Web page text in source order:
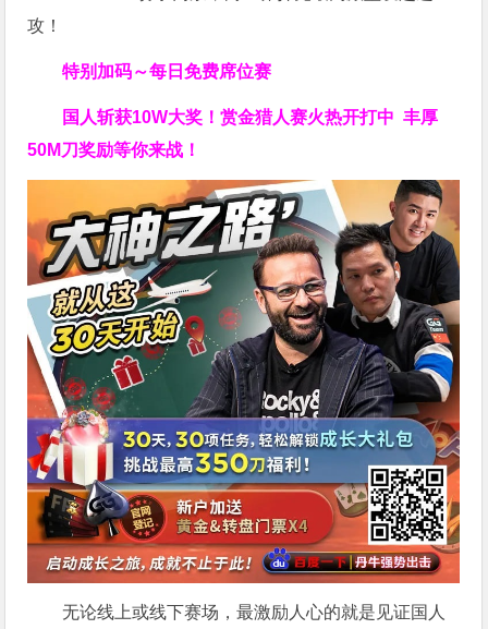
攻！
特别加码～每日免费席位赛
国人斩获10W大奖！赏金猎人赛火热开打中 丰厚
50M刀奖励等你来战！
无论线上或线下赛场，最激励人心的就是见证国人